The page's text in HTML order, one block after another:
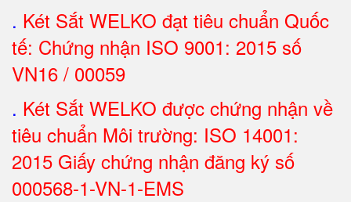
. Két Sắt WELKO đạt tiêu chuẩn Quốc
tế: Chứng nhận ISO 9001: 2015 số
VN16 / 00059
. Két Sắt WELKO được chứng nhận về
tiêu chuẩn Môi trường: ISO 14001:
2015 Giấy chứng nhận đăng ký số
000568-1-VN-1-EMS